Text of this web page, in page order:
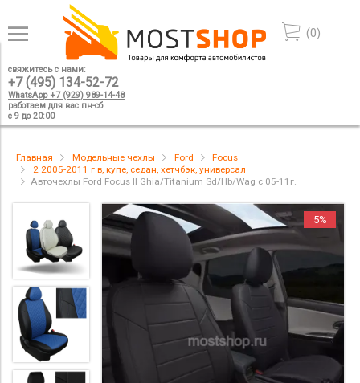
(0)
свяжитесь с нами:
+7 (495) 134-52-72
WhatsApp +7 (929) 989-14-48
работаем для вас пн-сб
с 9 до 20:00
Главная Модельные чехлы Ford
Focus
2 2005-2011 г в, купе, седан, хетчбэк, универсал
Авточехлы Ford Focus II Ghia/Titanium Sd/Hb/Wag с 05-11г.
5% 5%